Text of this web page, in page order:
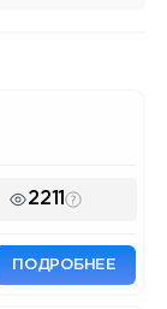
2211
ПОДРОБНЕЕ